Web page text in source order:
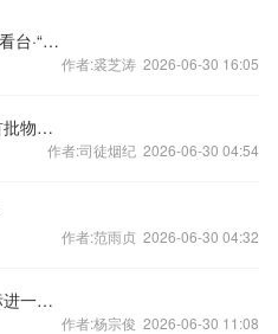
动起来，和超重说拜拜（体育大看台·“六一”特别策划）
作者:裘芝涛 2026-06-30 16:05
海尔驰援西藏日喀则地震灾区 首批物资已送达
作者:司徒烟纪 2026-06-30 04:54
作者:范雨贞 2026-06-30 04:32
事关自动驾驶系统安全 相关国标进一步征求意见
作者:杨宗俊 2026-06-30 11:08